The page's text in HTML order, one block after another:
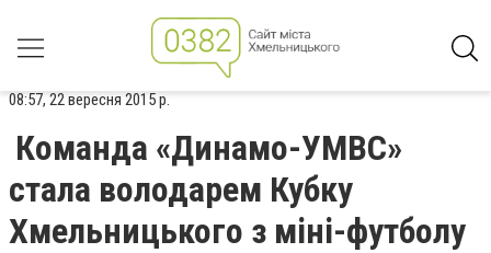
08:57, 22 вересня 2015 р.
Команда «Динамо-УМВС»
стала володарем Кубку
Хмельницького з міні-футболу